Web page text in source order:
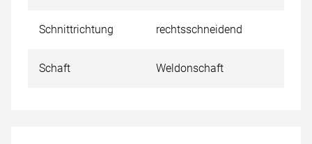
Schnittrichtung rechtsschneidend
Schaft Weldonschaft